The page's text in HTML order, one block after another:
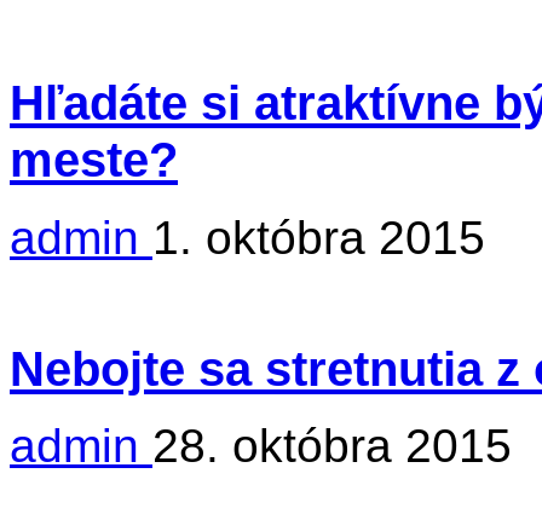
Hľadáte si atraktívne
meste?
admin 1. októbra 2015
Nebojte sa stretnutia z
admin 28. októbra 2015